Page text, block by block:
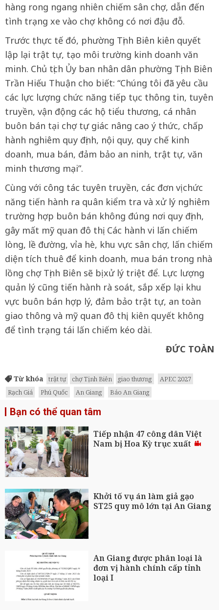
hàng rong ngang nhiên chiếm sân chợ, dẫn đến
tình trạng xe vào chợ không có nơi đậu đỗ.
Trước thực tế đó, phường Tịnh Biên kiên quyết
lập lại trật tự, tạo môi trường kinh doanh văn
minh. Chủ tịch Ủy ban nhân dân phường Tịnh Biên
Trần Hiếu Thuận cho biết: “Chúng tôi đã yêu cầu
các lực lượng chức năng tiếp tục thông tin, tuyên
truyền, vận động các hộ tiểu thương, cá nhân
buôn bán tại chợ tự giác nâng cao ý thức, chấp
hành nghiêm quy định, nội quy, quy chế kinh
doanh, mua bán, đảm bảo an ninh, trật tự, văn
minh thương mại”.
Cùng với công tác tuyên truyền, các đơn vị chức
năng tiến hành ra quân kiểm tra và xử lý nghiêm
trường hợp buôn bán không đúng nơi quy định,
gây mất mỹ quan đô thị. Các hành vi lấn chiếm
lòng, lề đường, vỉa hè, khu vực sân chợ, lấn chiếm
diện tích thuê để kinh doanh, mua bán trong nhà
lồng chợ Tịnh Biên sẽ bị xử lý triệt để. Lực lượng
quản lý cũng tiến hành rà soát, sắp xếp lại khu
vực buôn bán hợp lý, đảm bảo trật tự, an toàn
giao thông và mỹ quan đô thị, kiên quyết không
để tình trạng tái lấn chiếm kéo dài.
ĐỨC TOÀN
Từ khóa trật tự chợ Tịnh Biên giao thương
APEC 2027
Rạch Giá
Phú Quốc An Giang Báo An Giang
Bạn có thể quan tâm
Tiếp nhận 47 công dân Việt
Nam bị Hoa Kỳ trục xuất
Khởi tố vụ án làm giả gạo
ST25 quy mô lớn tại An Giang
An Giang được phân loại là
đơn vị hành chính cấp tỉnh
loại I